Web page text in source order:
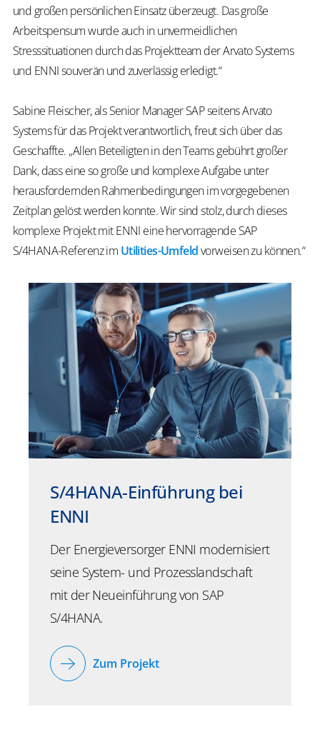
und großen persönlichen Einsatz überzeugt. Das große
Arbeitspensum wurde auch in unvermeidlichen
Stresssituationen durch das Projektteam der Arvato Systems
und ENNI souverän und zuverlässig erledigt.“
Sabine Fleischer, als Senior Manager SAP seitens Arvato
Systems für das Projekt verantwortlich, freut sich über das
Geschaffte. „Allen Beteiligten in den Teams gebührt großer
Dank, dass eine so große und komplexe Aufgabe unter
herausfordernden Rahmenbedingungen im vorgegebenen
Zeitplan gelöst werden konnte. Wir sind stolz, durch dieses
komplexe Projekt mit ENNI eine hervorragende SAP
S/4HANA-Referenz im Utilities-Umfeldvorweisen zu können.“
S/4HANA-Einführung bei
ENNI
Der Energieversorger ENNI modernisiert
seine System- und Prozesslandschaft
mit der Neueinführung von SAP
S/4HANA.
Zum Projekt